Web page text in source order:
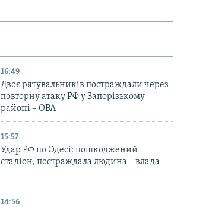
16:49
Двоє рятувальників постраждали через
повторну атаку РФ у Запорізькому
районі – ОВА
15:57
Удар РФ по Одесі: пошкоджений
стадіон, постраждала людина – влада
14:56